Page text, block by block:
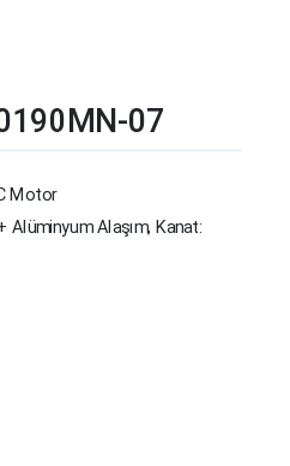
07
Motor
Alüminyum Alaşım, Kanat: